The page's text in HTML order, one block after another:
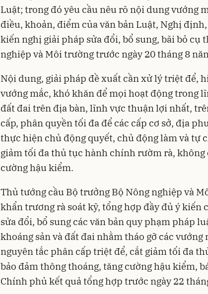
Luật; trong đó yêu cầu nêu rõ nội dung vướng
điều, khoản, điểm của văn bản Luật, Nghị
kiến nghị giải pháp sửa đổi, bổ sung, bãi bỏ cụ
nghiệp và Môi trường trước ngày 20 tháng 8
Nội dung, giải pháp đề xuất cần xử lý triệt để,
vướng mắc, khó khăn để mọi hoạt động trong
đất đai trên địa bàn, lĩnh vực thuận lợi nhất,
cấp, phân quyền tối đa để các cấp cơ sở, địa
thực hiện chủ động quyết, chủ động làm và tự
giảm tối đa thủ tục hành chính rườm rà, không
cường hậu kiểm.
Thủ tướng cầu Bộ trưởng Bộ Nông nghiệp và
khẩn trương rà soát kỹ, tổng hợp đầy đủ ý kiến
sửa đổi, bổ sung các văn bản quy phạm pháp
khoáng sản và đất đai nhằm tháo gỡ các vướng
nguyên tắc phân cấp triệt để, cắt giảm tối đa
bảo đảm thông thoáng, tăng cường hậu kiểm,
Chính phủ kết quả tổng hợp trước ngày 22